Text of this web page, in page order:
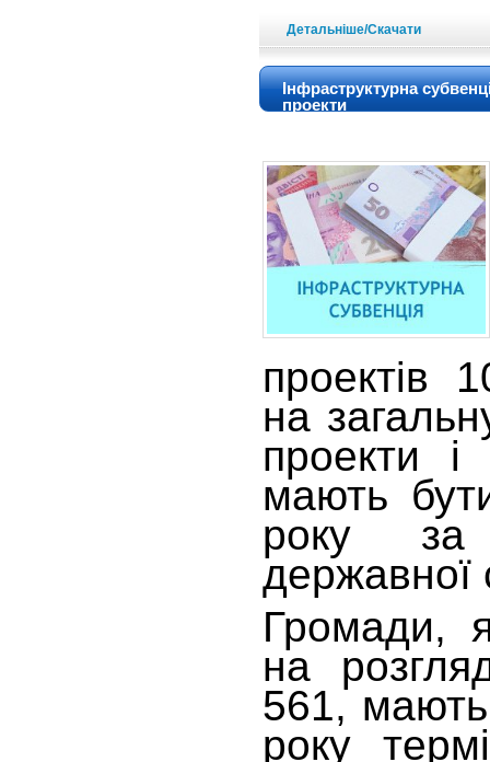
Детальніше/Скачати
Інфраструктурна
проекти
проектів
на
проекти
мають
року за
державної
Громади,
на
561,
року